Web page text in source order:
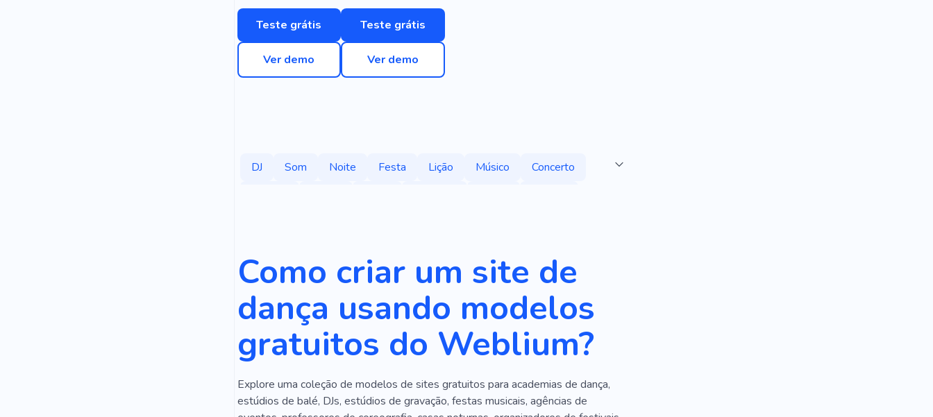
Teste grátis
Ver demo
Teste grátis
Ver demo
DJ Som Noite Festa Lição Músico
Concerto
Fones De Ouvido
Hip-hop Discoteca Clube
Alegrar
Rítmica
Palestrante Aceno Criativo Empresa
Rádio
Instrumentos Musicais
Solfejo Violino
Sessão
Instrumentos Étnicos
Escola De Rock
Escola De Música
Aulas De Música
Como criar um site de
dança usando modelos
gratuitos do Weblium?
Explore uma coleção de modelos de sites gratuitos para academias de dança,
estúdios de balé, DJs, estúdios de gravação, festas musicais, agências de